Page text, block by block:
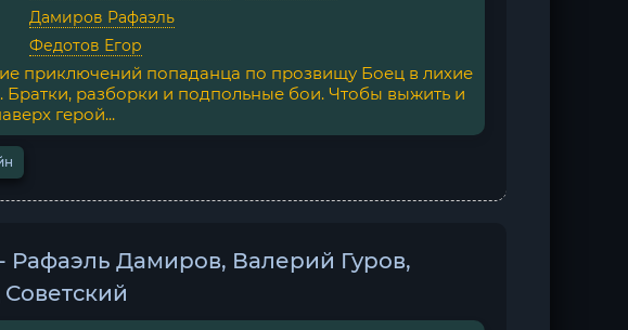
Дамиров Рафаэль
Федотов Егор
приключений попаданца по прозвищу Боец в лихие
Братки, разборки и подпольные бои. Чтобы выжить и
герой...
- Рафаэль Дамиров, Валерий Гуров,